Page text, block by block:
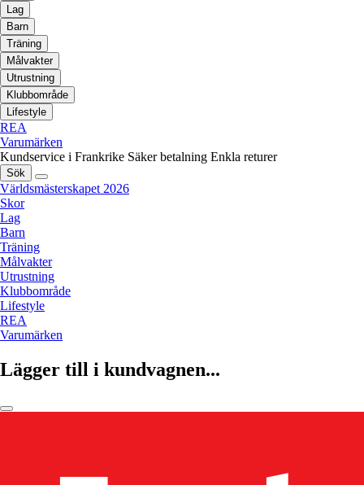
Lag
Barn
Träning
Målvakter
Utrustning
Klubbområde
Lifestyle
REA
Varumärken
Kundservice i Frankrike Säker betalning Enkla returer
Sök
Världsmästerskapet 2026
Skor
Lag
Barn
Träning
Målvakter
Utrustning
Klubbområde
Lifestyle
REA
Varumärken
Lägger till i kundvagnen...